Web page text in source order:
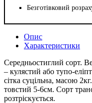
Безготівковий
Опис
Характеристики
Середньостиглий сорт.
– кулястий або тупо-
сітка суцільна, масою
товстий 5-6см. Сорт
розтріскується.